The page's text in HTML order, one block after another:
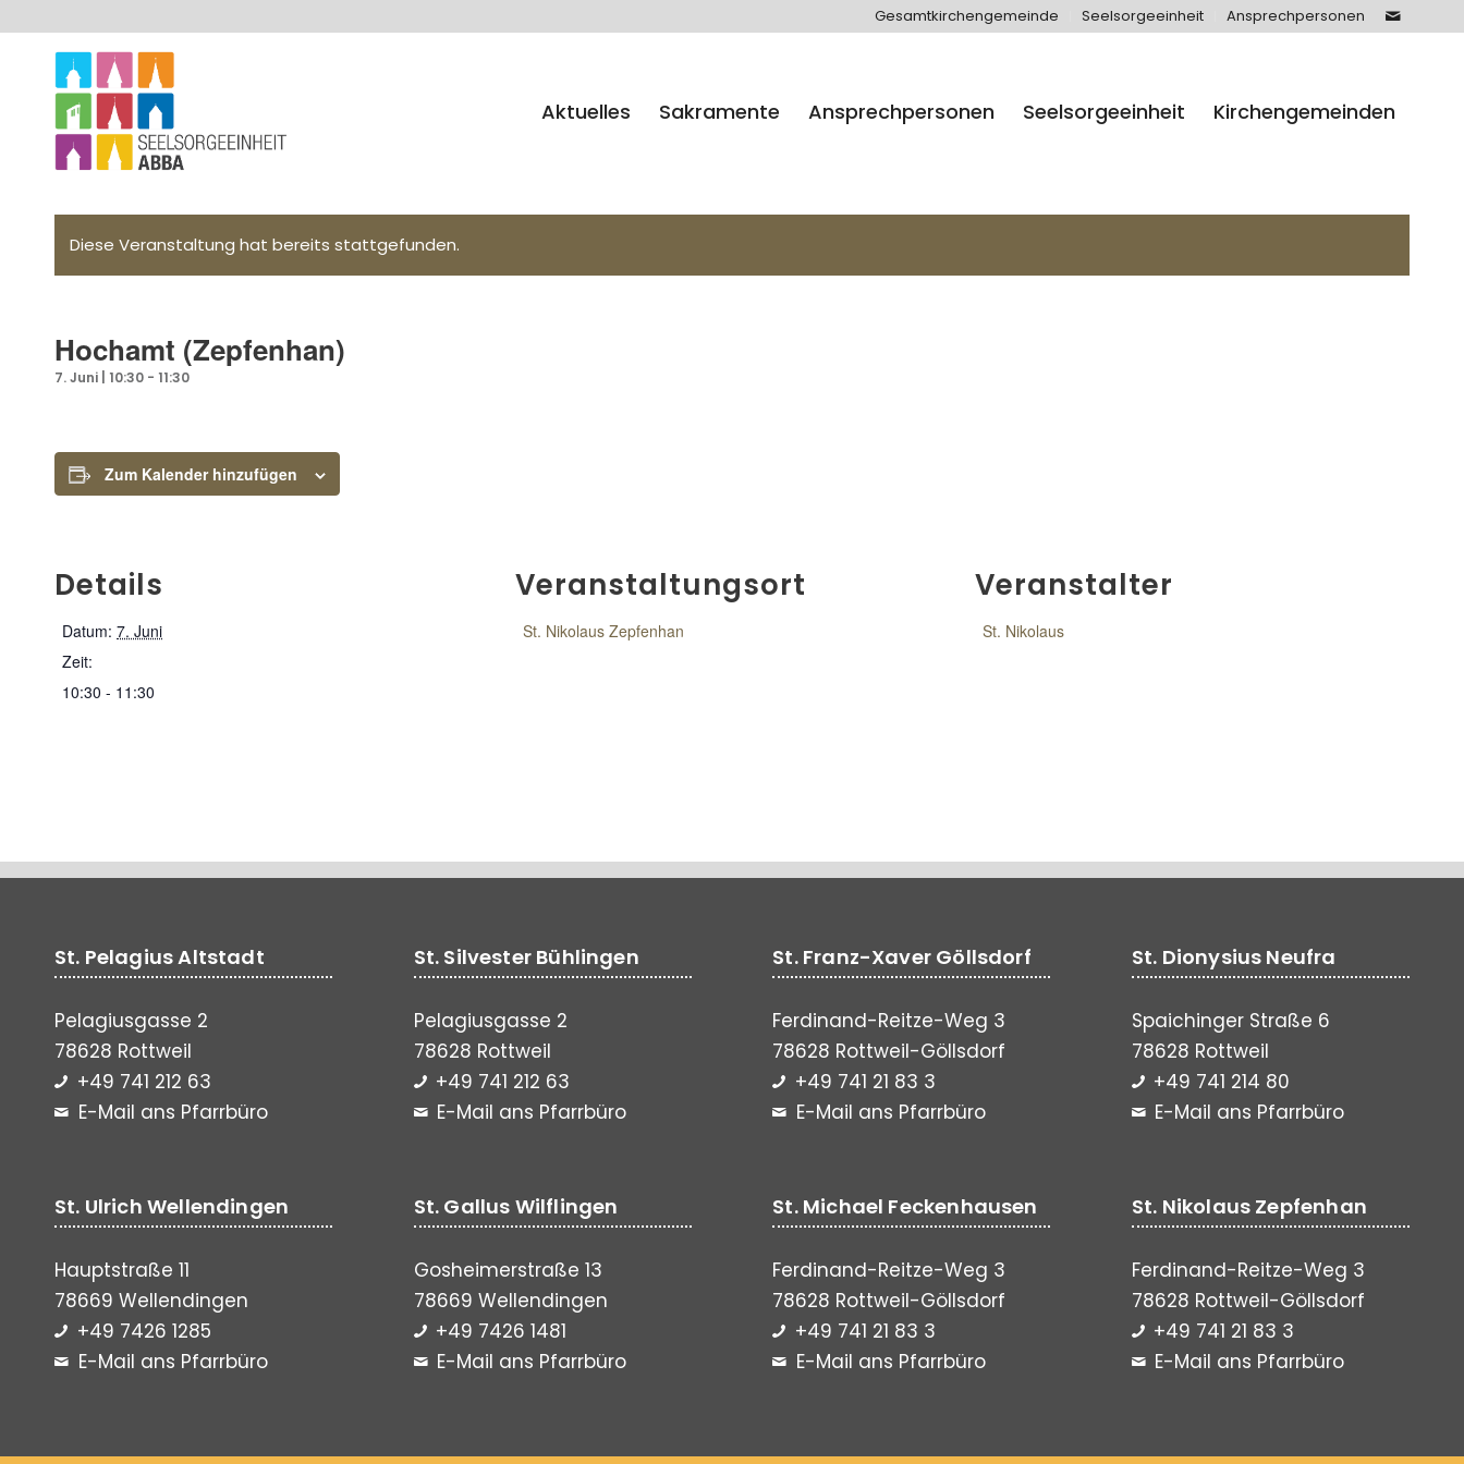
Gesamtkirchengemeinde Seelsorgeeinheit Ansprechpersonen
Aktuelles Sakramente Ansprechpersonen Seelsorgeeinheit Kirchengemeinden
Diese Veranstaltung hat bereits stattgefunden.
Hochamt (Zepfenhan)
7. Juni | 10:30 - 11:30
Zum Kalender hinzufügen
Details
Datum: 7. Juni
Zeit:
10:30 - 11:30
Veranstaltungsort
St. Nikolaus Zepfenhan
Veranstalter
St. Nikolaus
St. Pelagius Altstadt
Pelagiusgasse 2
78628 Rottweil
+49 741 212 63
E-Mail ans Pfarrbüro
St. Ulrich Wellendingen
Hauptstraße 11
78669 Wellendingen
+49 7426 1285
E-Mail ans Pfarrbüro
St. Silvester Bühlingen
Pelagiusgasse 2
78628 Rottweil
+49 741 212 63
E-Mail ans Pfarrbüro
St. Gallus Wilflingen
Gosheimerstraße 13
78669 Wellendingen
+49 7426 1481
E-Mail ans Pfarrbüro
St. Franz-Xaver Göllsdorf
Ferdinand-Reitze-Weg 3
78628 Rottweil-Göllsdorf
+49 741 21 83 3
E-Mail ans Pfarrbüro
St. Michael Feckenhausen
Ferdinand-Reitze-Weg 3
78628 Rottweil-Göllsdorf
+49 741 21 83 3
E-Mail ans Pfarrbüro
St. Dionysius Neufra
Spaichinger Straße 6
78628 Rottweil
+49 741 214 80
E-Mail ans Pfarrbüro
St. Nikolaus Zepfenhan
Ferdinand-Reitze-Weg 3
78628 Rottweil-Göllsdorf
+49 741 21 83 3
E-Mail ans Pfarrbüro